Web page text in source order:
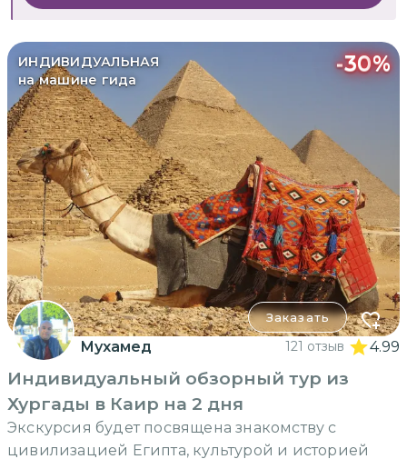
ИНДИВИДУАЛЬНАЯ
на машине гида
-30%
Заказать
Мухамед 121 отзыв 4.99
Индивидуальный обзорный тур из
Хургады в Каир на 2 дня
Экскурсия будет посвящена знакомству с
цивилизацией Египта, культурой и историей